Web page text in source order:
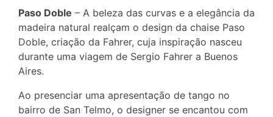
Paso Doble – A beleza das curvas e a elegância da
madeira natural realçam o design da chaise Paso
Doble, criação da Fahrer, cuja inspiração nasceu
durante uma viagem de Sergio Fahrer a Buenos
Aires.
Ao presenciar uma apresentação de tango no
bairro de San Telmo, o designer se encantou com